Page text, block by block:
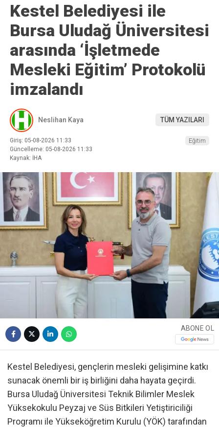
Kestel Belediyesi ile
Bursa Uludağ Üniversitesi
arasında ‘İşletmede
Mesleki Eğitim’ Protokolü
imzalandı
Neslihan Kaya TÜM YAZILARI
Giriş: 05-08-2026 11:33
Güncelleme: 05-08-2026 11:33
Kaynak: İHA
Eğitim
ABONE OL
Kestel Belediyesi, gençlerin mesleki gelişimine katkı
sunacak önemli bir iş birliğini daha hayata geçirdi.
Bursa Uludağ Üniversitesi Teknik Bilimler Meslek
Yüksekokulu Peyzaj ve Süs Bitkileri Yetiştiriciliği
Programı ile Yükseköğretim Kurulu (YÖK) tarafından